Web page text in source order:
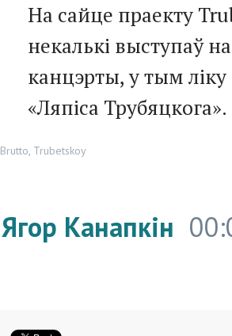
На сайце праекту
некалькі выступаў
канцэрты, у тым
«Ляпіса Трубяцкога».
Brutto Trubetskoy
Ягор Канапкін